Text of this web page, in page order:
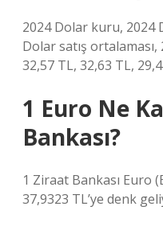
2024 Dolar kuru, 2024
Dolar satış
32,57 TL, 32,63 TL,
1 Euro Ne
Bankası?
1 Ziraat Bankası Euro
37,9323 TL’ye denk